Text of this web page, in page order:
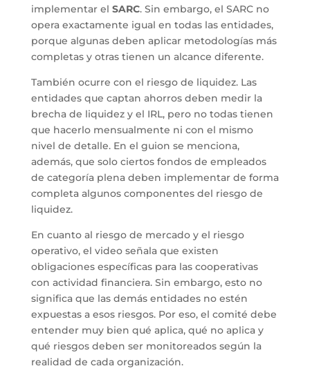
implementar el SARC. Sin embargo, el SARC no
opera exactamente igual en todas las entidades,
porque algunas deben aplicar metodologías más
completas y otras tienen un alcance diferente.
También ocurre con el riesgo de liquidez. Las
entidades que captan ahorros deben medir la
brecha de liquidez y el IRL, pero no todas tienen
que hacerlo mensualmente ni con el mismo
nivel de detalle. En el guion se menciona,
además, que solo ciertos fondos de empleados
de categoría plena deben implementar de forma
completa algunos componentes del riesgo de
liquidez.
En cuanto al riesgo de mercado y el riesgo
operativo, el video señala que existen
obligaciones específicas para las cooperativas
con actividad financiera. Sin embargo, esto no
significa que las demás entidades no estén
expuestas a esos riesgos. Por eso, el comité debe
entender muy bien qué aplica, qué no aplica y
qué riesgos deben ser monitoreados según la
realidad de cada organización.